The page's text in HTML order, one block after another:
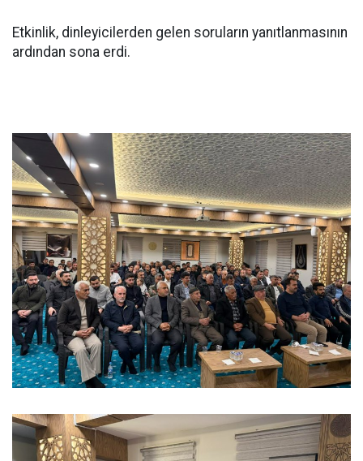
Etkinlik, dinleyicilerden gelen soruların yanıtlanmasının
ardından sona erdi.